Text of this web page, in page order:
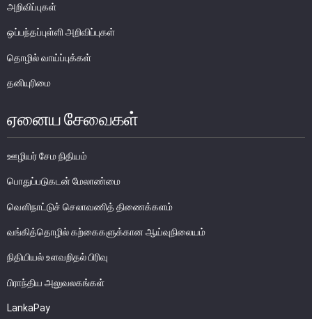
நுண்பாக நிதித் துறை
அதிகாரம்பெற்ற பணத்தரகர்கள் ஒழுங்குவிதிகள்
பேரண்ட முன்மதியுடைய கண்காணிப்பு
வைப்புக் காப்புறுதி
நிதியியல் வசதிக்குட்படுத்தல்
நிதியியல் சந்தைகள்
பொதுநோக்கு
வங்கிகளுக்கிடையிலான அழைப்புப் பணச் சந்தை
அரச பிணையங்கள் சந்தை
கம்பனிப் படுகடன் பிணையங்கள் சந்தை
அறிவிப்புகள்
ஒப்பந்தப்புள்ளி அறிவிப்புகள்
தொழில் வாய்ப்புக்கள்
தனியுரிமை
ஏனைய சேவைகள்
ஊழியர் சேம நிதியம்
பொதுப்படுகடன் மேலாண்மை
வௌிநாட்டுச் செலாவணித் திணைக்களம்
வங்கித்தொழில் கற்கைகளுக்கான ஆய்வுநிலையம்
நிதியியல் உளவறிதல் பிரிவு
பிராந்திய அலுவலகங்கள்
LankaPay